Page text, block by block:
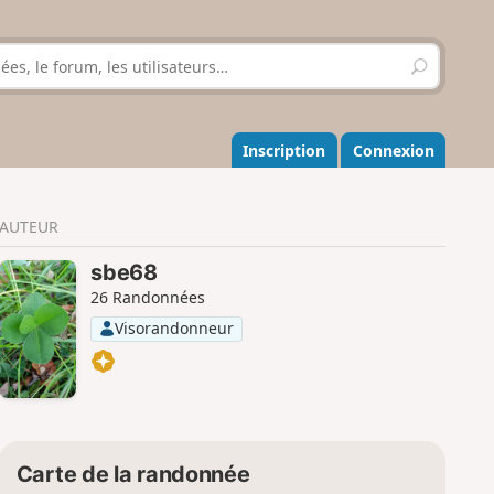
R
e
h
e
r
r
Inscription Connexion
AUTEUR
sbe68
26 Randonnées
Visorandonneur
Carte de la randonnée